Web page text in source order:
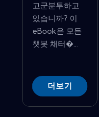
고군분투하고
있습니까? 이
eBook은 모든
챗봇 채터�...
더보기